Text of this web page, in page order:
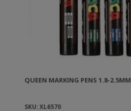
QUEEN MARKING PENS 1.8-2.5MM
SKU: XL6570